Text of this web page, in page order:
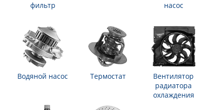
фильтр
насос
Водяной насос Термостат
Вентилятор
радиатора
охлаждения